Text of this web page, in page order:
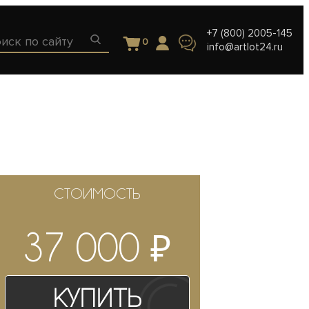
0
+7 (800) 2005-145
info@artlot24.ru
СТОИМОСТЬ
37 000₽
Купить